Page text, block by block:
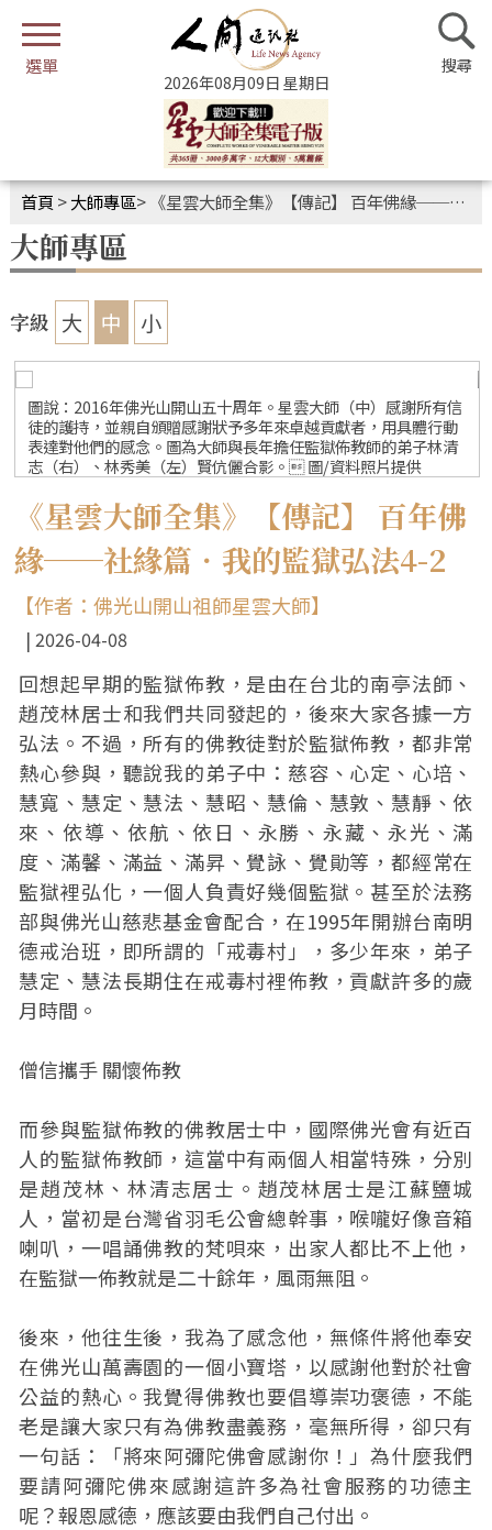
2026年08月09日 星期日
首頁 >大師專區> 《星雲大師全集》【傳記】 百年佛緣──社緣篇．我的監獄弘法4-2
大師專區
字級 大 中 小
圖說：2016年佛光山開山五十周年。星雲大師（中）感謝所有信
徒的護持，並親自頒贈感謝狀予多年來卓越貢獻者，用具體行動
表達對他們的感念。圖為大師與長年擔任監獄佈教師的弟子林清
志（右）、林秀美（左）賢伉儷合影。 圖/資料照片提供
《星雲大師全集》【傳記】 百年佛
緣──社緣篇．我的監獄弘法4-2
【作者：佛光山開山祖師星雲大師】
2026-04-08
回想起早期的監獄佈教，是由在台北的南亭法師、
趙茂林居士和我們共同發起的，後來大家各據一方
弘法。不過，所有的佛教徒對於監獄佈教，都非常
熱心參與，聽說我的弟子中：慈容、心定、心培、
慧寬、慧定、慧法、慧昭、慧倫、慧敦、慧靜、依
來、依導、依航、依日、永勝、永藏、永光、滿
度、滿馨、滿益、滿昇、覺詠、覺勛等，都經常在
監獄裡弘化，一個人負責好幾個監獄。甚至於法務
部與佛光山慈悲基金會配合，在1995年開辦台南明
德戒治班，即所謂的「戒毒村」，多少年來，弟子
慧定、慧法長期住在戒毒村裡佈教，貢獻許多的歲
月時間。
僧信攜手 關懷佈教
而參與監獄佈教的佛教居士中，國際佛光會有近百
人的監獄佈教師，這當中有兩個人相當特殊，分別
是趙茂林、林清志居士。趙茂林居士是江蘇鹽城
人，當初是台灣省羽毛公會總幹事，喉嚨好像音箱
喇叭，一唱誦佛教的梵唄來，出家人都比不上他，
在監獄一佈教就是二十餘年，風雨無阻。
後來，他往生後，我為了感念他，無條件將他奉安
在佛光山萬壽園的一個小寶塔，以感謝他對於社會
公益的熱心。我覺得佛教也要倡導崇功褒德，不能
老是讓大家只有為佛教盡義務，毫無所得，卻只有
一句話：「將來阿彌陀佛會感謝你！」為什麼我們
要請阿彌陀佛來感謝這許多為社會服務的功德主
呢？報恩感德，應該要由我們自己付出。